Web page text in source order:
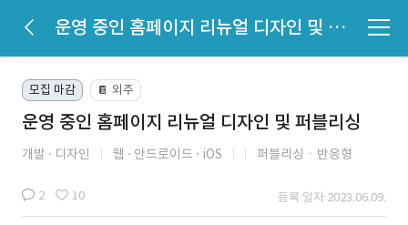
운영 중인 홈페이지 리뉴얼 디자인 및 퍼블리싱
모집 마감 📔 외주
운영 중인 홈페이지 리뉴얼 디자인 및 퍼블리싱
개발 디자인 웹 안드로이드 iOS 퍼블리싱ㆍ반응형
2 10 등록 일자 2023.06.09.